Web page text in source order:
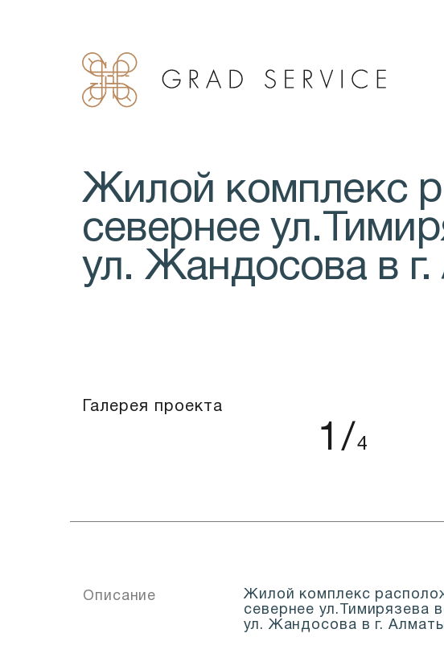
Жилой комплекс
севернее
ул. Жандосова в
Галерея проекта
1 /4
Описание
Жилой комплекс
севернее ул.Тимирязева
ул. Жандосова в г.